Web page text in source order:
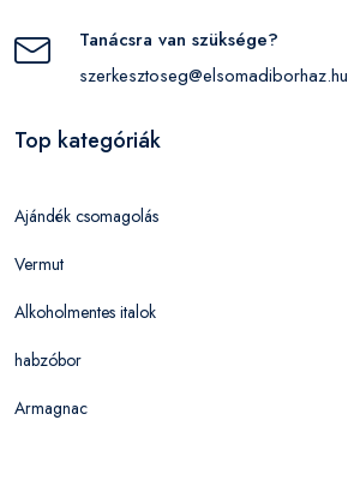
Tanácsra van szüksége?
szerkesztoseg@elsomadiborhaz.hu
Top kategóriák
Ajándék csomagolás
Vermut
Alkoholmentes italok
habzóbor
Armagnac